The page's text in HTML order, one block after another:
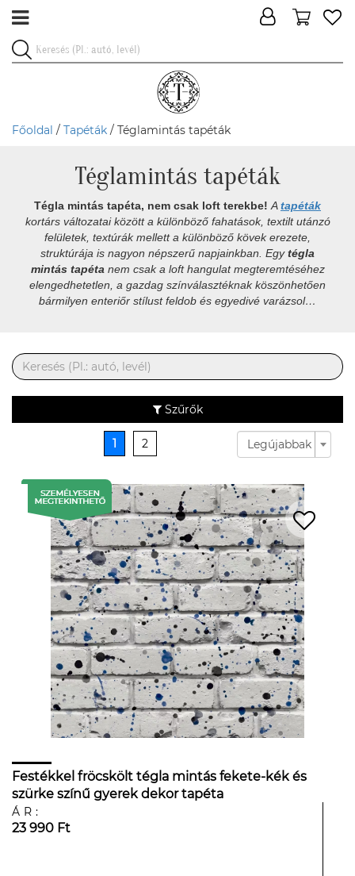
Főoldal / Tapéták / Téglamintás tapéták
Téglamintás tapéták
Tégla mintás tapéta, nem csak loft terekbe! Atapéták
kortárs változatai között a különböző fahatások, textilt utánzó
felületek, textúrák mellett a különböző kövek erezete,
struktúrája is nagyon népszerű napjainkban. Egytégla
mintás tapéta nem csak a loft hangulat megteremtéséhez
elengedhetetlen, a gazdag színválasztéknak köszönhetően
bármilyen enteriőr stílust feldob és egyedivé varázsol…
Szűrők
1 2 Legújabbak
Festékkel fröcskölt tégla mintás fekete-kék és
szürke színű gyerek dekor tapéta
ÁR:
23 990 Ft